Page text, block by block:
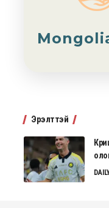
Эрэлттэй